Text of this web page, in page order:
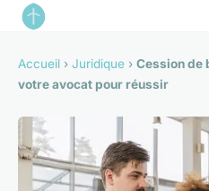
Accueil › Juridique › Cession de
votre avocat pour réussir